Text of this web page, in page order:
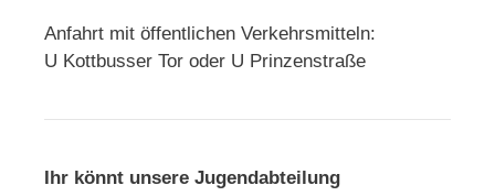
Anfahrt mit öffentlichen Verkehrsmitteln:
U Kottbusser Tor oder U Prinzenstraße
Ihr könnt unsere Jugendabteilung